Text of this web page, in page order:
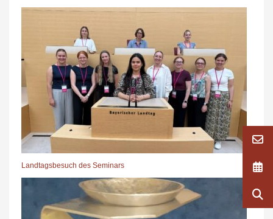
Landtagsbesuch des Seminars